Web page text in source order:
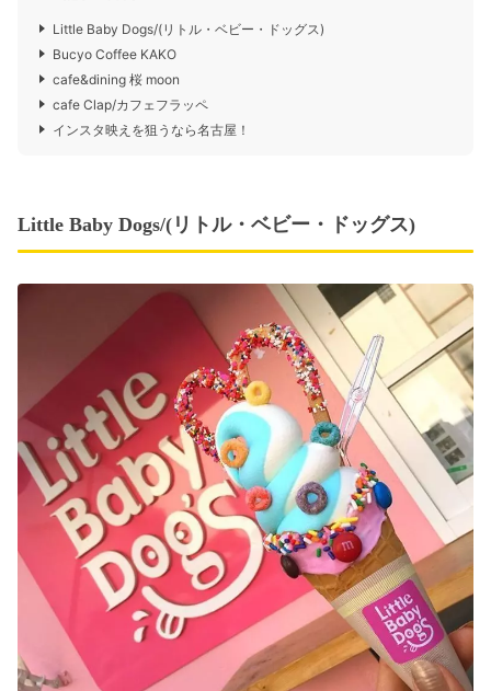
Little Baby Dogs/(リトル・ベビー・ドッグス)
Bucyo Coffee KAKO
cafe&dining 桜 moon
cafe Clap/カフェフラッペ
インスタ映えを狙うなら名古屋！
Little Baby Dogs/(リトル・ベビー・ドッグス)